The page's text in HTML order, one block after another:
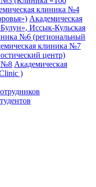
клиника №4
Академическая
Иссык-Кульская
№6 (региональный
клиника №7
центр)
№8 Академическая
)